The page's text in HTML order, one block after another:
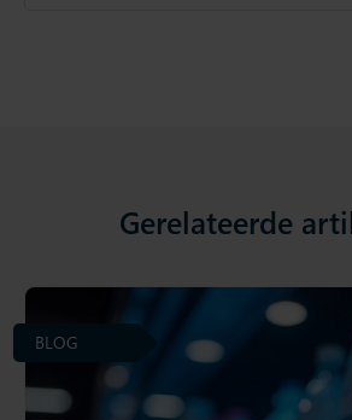
Gerelateerde
BLOG